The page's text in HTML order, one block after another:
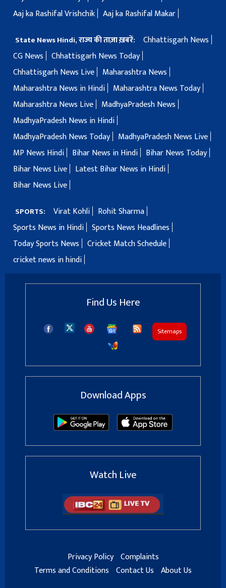
Aaj ka Rashifal Vrishchik Aaj ka Rashifal Makar
State News Hindi, राज्य की ताज़ा ख़बरें:
Chhattisgarh News
CG News
Chhattisgarh News Today
Chhattisgarh News Live
Maharashtra News
Maharashtra News in Hindi
Maharashtra News Today
Maharashtra News Live
MadhyaPradesh News
MadhyaPradesh News in Hindi
MadhyaPradesh News Today
MadhyaPradesh News Live
MP News Hindi
Bihar News in Hindi
Bihar News Today
Bihar News Live
Latest Bihar News in Hindi
Bihar News Live
SPORTS: Virat Kohli
Rohit Sharma
Sports News in Hindi Sports News Headlines
Today Sports News
Cricket Match Schedule
cricket news in hindi
Find Us Here
Sitemaps
Download Apps
Watch Live
Privacy Policy Complaints
Terms and Conditions Contact Us About Us